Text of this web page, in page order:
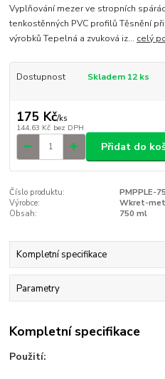
Vyplňování mezer ve stropních
tenkostěnných PVC profilů Těsnění
výrobků Tepelná a zvuková iz... celý
Dostupnost Skladem 12 ks
175 Kč/ks
144,63 Kč bez DPH
Přidat do
Číslo produktu:
PMPPLE-
Výrobce:
Wkret-
Obsah:
750 ml
Kompletní specifikace
Parametry
Kompletní specifikace
Použití: